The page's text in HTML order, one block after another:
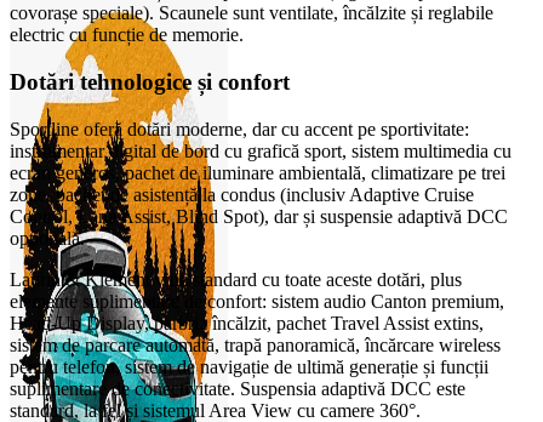
covorașe speciale). Scaunele sunt ventilate, încălzite și reglabile
electric cu funcție de memorie.
Dotări tehnologice și confort
Sportline oferă dotări moderne, dar cu accent pe sportivitate:
instrumentar digital de bord cu grafică sport, sistem multimedia cu
ecran generos, pachet de iluminare ambientală, climatizare pe trei
zone, pachet de asistență la condus (inclusiv Adaptive Cruise
Control, Lane Assist, Blind Spot), dar și suspensie adaptivă DCC
opțională.
Laurin & Klement vine standard cu toate aceste dotări, plus
elemente suplimentare de confort: sistem audio Canton premium,
Head-Up Display, parbriz încălzit, pachet Travel Assist extins,
sistem de parcare automată, trapă panoramică, încărcare wireless
pentru telefon, sistem de navigație de ultimă generație și funcții
suplimentare de conectivitate. Suspensia adaptivă DCC este
standard, la fel și sistemul Area View cu camere 360°.